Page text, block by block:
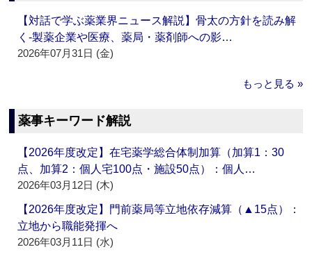
【対話で学ぶ薬業界ニュース解説】骨太の方針を読み解
く‐製薬企業や医療、薬局・薬剤師への影…
2026年07月31日 (金)
もっと見る »
薬事キーワード解説
【2026年度改定】在宅薬学総合体制加算（加算1：30
点、加算2：個人宅100点・施設50点）：個人…
2026年03月12日 (木)
【2026年度改定】門前薬局等立地依存減算（▲15点）：
立地から職能発揮へ
2026年03月11日 (水)